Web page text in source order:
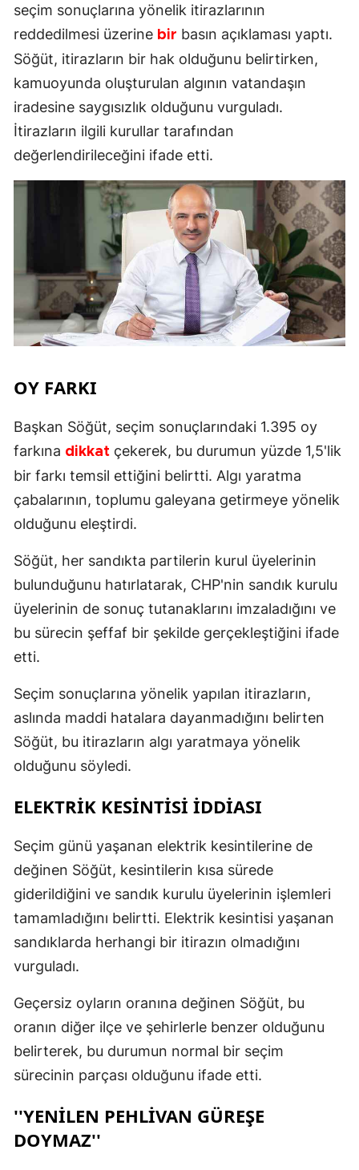
seçim sonuçlarına yönelik itirazlarının
reddedilmesi üzerine bir basın açıklaması yaptı.
Söğüt, itirazların bir hak olduğunu belirtirken,
kamuoyunda oluşturulan algının vatandaşın
iradesine saygısızlık olduğunu vurguladı.
İtirazların ilgili kurullar tarafından
değerlendirileceğini ifade etti.
OY FARKI
Başkan Söğüt, seçim sonuçlarındaki 1.395 oy
farkına dikkat çekerek, bu durumun yüzde 1,5'lik
bir farkı temsil ettiğini belirtti. Algı yaratma
çabalarının, toplumu galeyana getirmeye yönelik
olduğunu eleştirdi.
Söğüt, her sandıkta partilerin kurul üyelerinin
bulunduğunu hatırlatarak, CHP'nin sandık kurulu
üyelerinin de sonuç tutanaklarını imzaladığını ve
bu sürecin şeffaf bir şekilde gerçekleştiğini ifade
etti.
Seçim sonuçlarına yönelik yapılan itirazların,
aslında maddi hatalara dayanmadığını belirten
Söğüt, bu itirazların algı yaratmaya yönelik
olduğunu söyledi.
ELEKTRIK KESINTISI İDDIASI
Seçim günü yaşanan elektrik kesintilerine de
değinen Söğüt, kesintilerin kısa sürede
giderildiğini ve sandık kurulu üyelerinin işlemleri
tamamladığını belirtti. Elektrik kesintisi yaşanan
sandıklarda herhangi bir itirazın olmadığını
vurguladı.
Geçersiz oyların oranına değinen Söğüt, bu
oranın diğer ilçe ve şehirlerle benzer olduğunu
belirterek, bu durumun normal bir seçim
sürecinin parçası olduğunu ifade etti.
''YENILEN PEHLIVAN GÜREŞE
DOYMAZ''